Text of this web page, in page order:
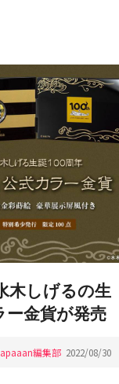
木しげるの生
ー金貨が発売
編集部 2022/08/30